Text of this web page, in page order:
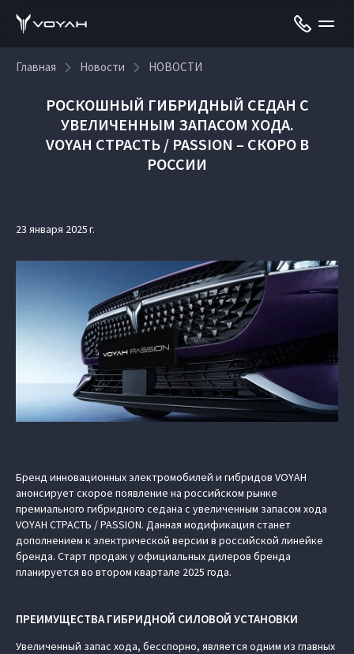
Главная Новости НОВОСТИ
РОСКОШНЫЙ ГИБРИДНЫЙ СЕДАН С
УВЕЛИЧЕННЫМ ЗАПАСОМ ХОДА.
VOYAH СТРАСТЬ / PASSION – СКОРО В
РОССИИ
23 января 2025 г.
Бренд инновационных электромобилей и гибридов VOYAH
анонсирует скорое появление на российском рынке
премиального гибридного седана с увеличенным запасом хода
VOYAH СТРАСТЬ / PASSION. Данная модификация станет
дополнением к электрической версии в российской линейке
бренда. Старт продаж у официальных дилеров бренда
планируется во втором квартале 2025 года.
ПРЕИМУЩЕСТВА ГИБРИДНОЙ СИЛОВОЙ УСТАНОВКИ
Увеличенный запас хода, бесспорно, является одним из главных